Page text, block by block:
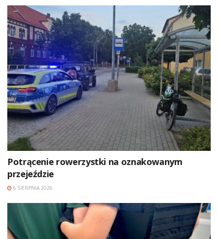
Potrącenie rowerzystki na oznakowanym
przejeździe
6 SIERPNIA 2026